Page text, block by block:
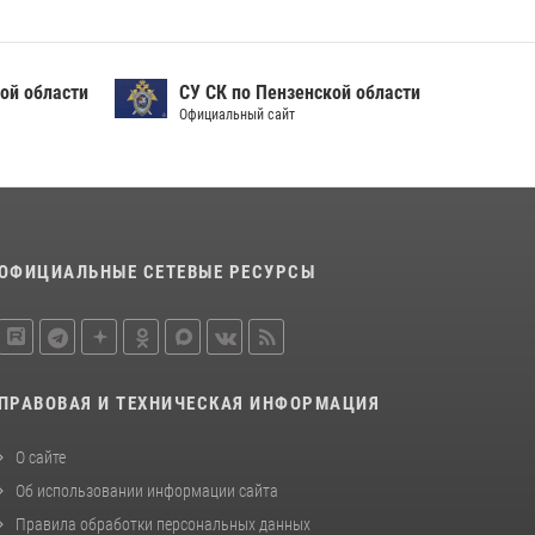
области СУ СК по Пензенской области
Официальный сайт
СЕТЕВЫЕ РЕСУРСЫ
ПРАВОВАЯ И ТЕХНИЧЕСКАЯ ИНФОРМАЦИЯ
О сайте
Об использовании информации сайта
Правила обработки персональных данных